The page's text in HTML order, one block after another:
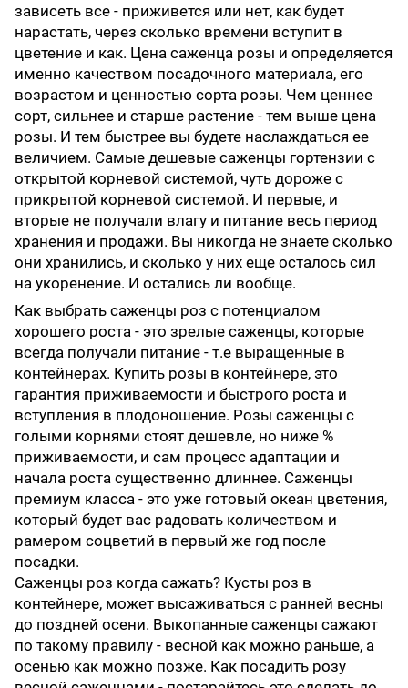
зависеть все - приживется или нет, как будет
нарастать, через сколько времени вступит в
цветение и как. Цена саженца розы и определяется
именно качеством посадочного материала, его
возрастом и ценностью сорта розы. Чем ценнее
сорт, сильнее и старше растение - тем выше цена
розы. И тем быстрее вы будете наслаждаться ее
величием. Самые дешевые саженцы гортензии с
открытой корневой системой, чуть дороже с
прикрытой корневой системой. И первые, и
вторые не получали влагу и питание весь период
хранения и продажи. Вы никогда не знаете сколько
они хранились, и сколько у них еще осталось сил
на укоренение. И остались ли вообще.
Как выбрать саженцы роз с потенциалом
хорошего роста - это зрелые саженцы, которые
всегда получали питание - т.е выращенные в
контейнерах. Купить розы в контейнере, это
гарантия приживаемости и быстрого роста и
вступления в плодоношение. Розы саженцы с
голыми корнями стоят дешевле, но ниже %
приживаемости, и сам процесс адаптации и
начала роста существенно длиннее. Саженцы
премиум класса - это уже готовый океан цветения,
который будет вас радовать количеством и
рамером соцветий в первый же год после
посадки.
Саженцы роз когда сажать? Кусты роз в
контейнере, может высаживаться с ранней весны
до поздней осени. Выкопанные саженцы сажают
по такому правилу - весной как можно раньше, а
осенью как можно позже. Как посадить розу